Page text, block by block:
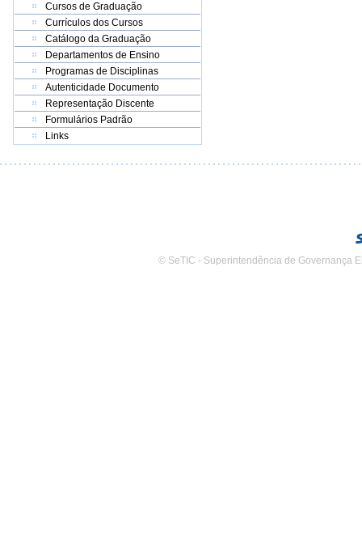
Cursos de Graduação
Currículos dos Cursos
Catálogo da Graduação
Departamentos de Ensino
Programas de Disciplinas
Autenticidade Documento
Representação Discente
Formulários Padrão
Links
© SeTIC - Superintendência de Governança